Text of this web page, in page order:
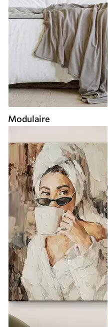
Modulaire